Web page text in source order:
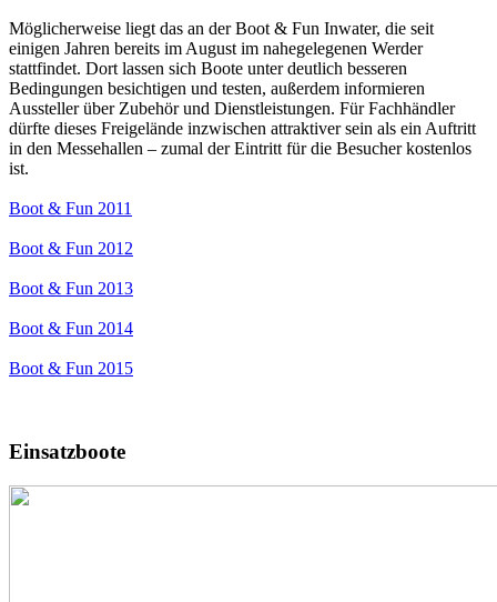
Möglicherweise liegt das an der Boot & Fun Inwater, die seit
einigen Jahren bereits im August im nahegelegenen Werder
stattfindet. Dort lassen sich Boote unter deutlich besseren
Bedingungen besichtigen und testen, außerdem informieren
Aussteller über Zubehör und Dienstleistungen. Für Fachhändler
dürfte dieses Freigelände inzwischen attraktiver sein als ein Auftritt
in den Messehallen – zumal der Eintritt für die Besucher kostenlos
ist.
Boot & Fun 2011
Boot & Fun 2012
Boot & Fun 2013
Boot & Fun 2014
Boot & Fun 2015
Einsatzboote